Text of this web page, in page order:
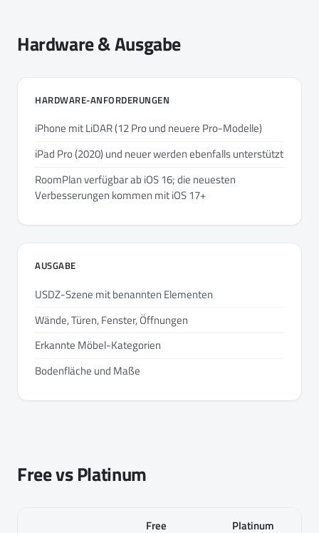
Hardware & Ausgabe
HARDWARE-ANFORDERUNGEN
iPhone mit LiDAR (12 Pro und neuere Pro-Modelle)
iPad Pro (2020) und neuer werden ebenfalls unterstützt
RoomPlan verfügbar ab iOS 16; die neuesten
Verbesserungen kommen mit iOS 17+
AUSGABE
USDZ-Szene mit benannten Elementen
Wände, Türen, Fenster, Öffnungen
Erkannte Möbel-Kategorien
Bodenfläche und Maße
Free vs Platinum
Free Platinum